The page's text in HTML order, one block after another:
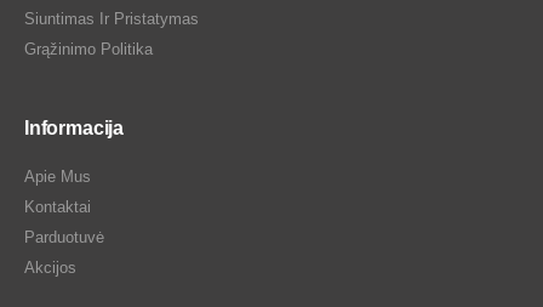
Siuntimas Ir Pristatymas
Grąžinimo Politika
Informacija
Apie Mus
Kontaktai
Parduotuvė
Akcijos